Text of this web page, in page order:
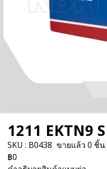
1211 EKTN9
SKU : B0438 ขายแล้ว 0 ชิ้น
฿0